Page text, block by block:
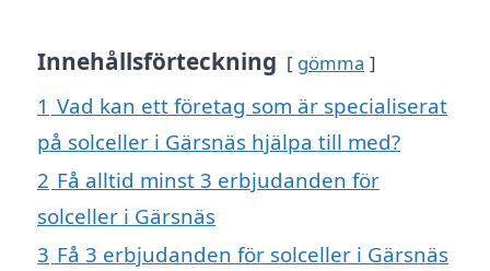
Innehållsförteckning gömma
1 Vad kan ett företag som är specialiserat
på solceller i Gärsnäs hjälpa till med?
2 Få alltid minst 3 erbjudanden för
solceller i Gärsnäs
3 Få 3 erbjudanden för solceller i Gärsnäs